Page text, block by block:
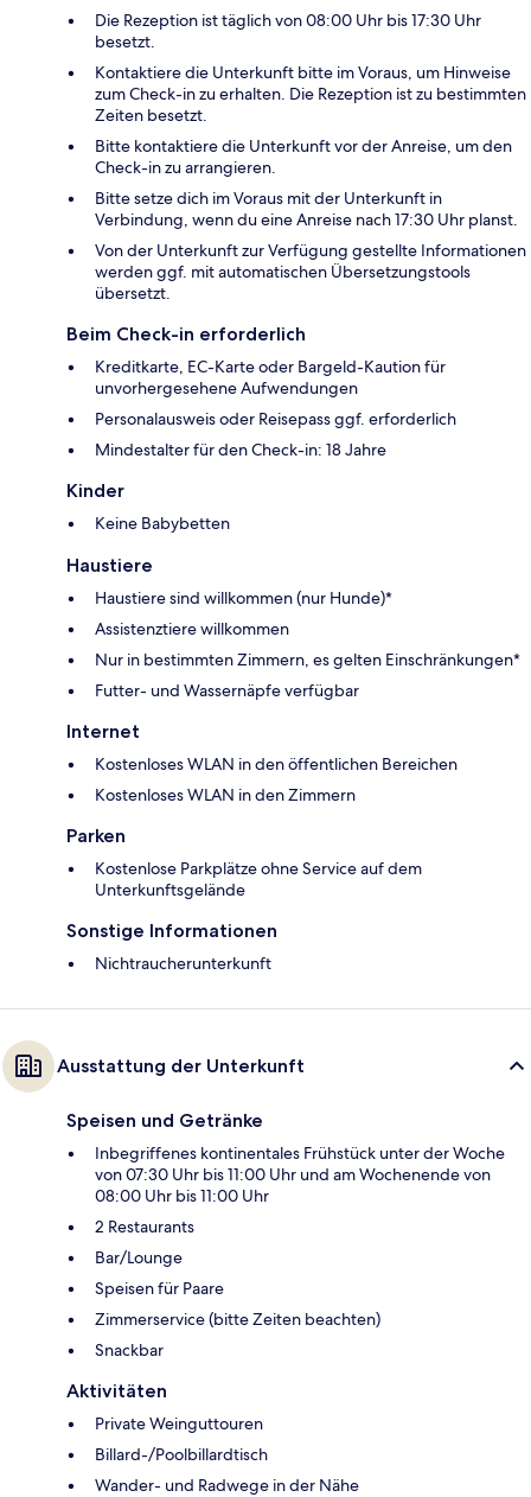
Die Rezeption ist täglich von 08:00 Uhr bis 17:30 Uhr
besetzt.
Kontaktiere die Unterkunft bitte im Voraus, um Hinweise
zum Check-in zu erhalten. Die Rezeption ist zu bestimmten
Zeiten besetzt.
Bitte kontaktiere die Unterkunft vor der Anreise, um den
Check-in zu arrangieren.
Bitte setze dich im Voraus mit der Unterkunft in
Verbindung, wenn du eine Anreise nach 17:30 Uhr planst.
Von der Unterkunft zur Verfügung gestellte Informationen
werden ggf. mit automatischen Übersetzungstools
übersetzt.
Beim Check-in erforderlich
Kreditkarte, EC-Karte oder Bargeld-Kaution für
unvorhergesehene Aufwendungen
Personalausweis oder Reisepass ggf. erforderlich
Mindestalter für den Check-in: 18 Jahre
Kinder
Keine Babybetten
Haustiere
Haustiere sind willkommen (nur Hunde)*
Assistenztiere willkommen
Nur in bestimmten Zimmern, es gelten Einschränkungen*
Futter- und Wassernäpfe verfügbar
Internet
Kostenloses WLAN in den öffentlichen Bereichen
Kostenloses WLAN in den Zimmern
Parken
Kostenlose Parkplätze ohne Service auf dem
Unterkunftsgelände
Sonstige Informationen
Nichtraucherunterkunft
Ausstattung der Unterkunft
Speisen und Getränke
Inbegriffenes kontinentales Frühstück unter der Woche
von 07:30 Uhr bis 11:00 Uhr und am Wochenende von
08:00 Uhr bis 11:00 Uhr
2 Restaurants
Bar/Lounge
Speisen für Paare
Zimmerservice (bitte Zeiten beachten)
Snackbar
Aktivitäten
Private Weinguttouren
Billard-/Poolbillardtisch
Wander- und Radwege in der Nähe